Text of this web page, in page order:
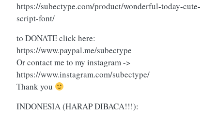
https://subectype.com/product/wonderful-today-cute-
script-font/
to DONATE click here:
https://www.paypal.me/subectype
Or contact me to my instagram ->
https://www.instagram.com/subectype/
Thank you
INDONESIA (HARAP DIBACA!!!):